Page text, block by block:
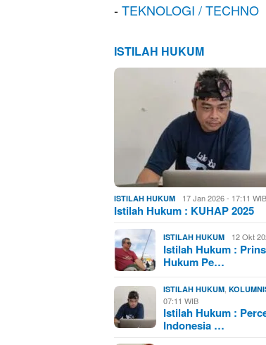
-TEKNOLOGI / TECHNO
ISTILAH HUKUM
ISTILAH HUKUM 17 Jan 2026 - 17:11 WIB
Istilah Hukum : KUHAP 2025
ISTILAH HUKUM 12 Okt
Istilah Hukum :
Hukum Pe…
ISTILAH HUKUM ,
07:11 WIB
Istilah Hukum :
Indonesia …